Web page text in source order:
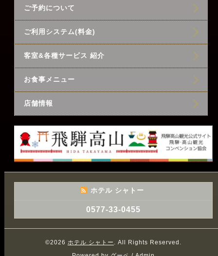
ご予約について
ご利用システム(料金)
客室&各種サービス 紹介
お食事メニュー
店舗情報
ホテル シャトー
0577-33-0455
©2026 ホテル シャトー
. All Rights Reserved.